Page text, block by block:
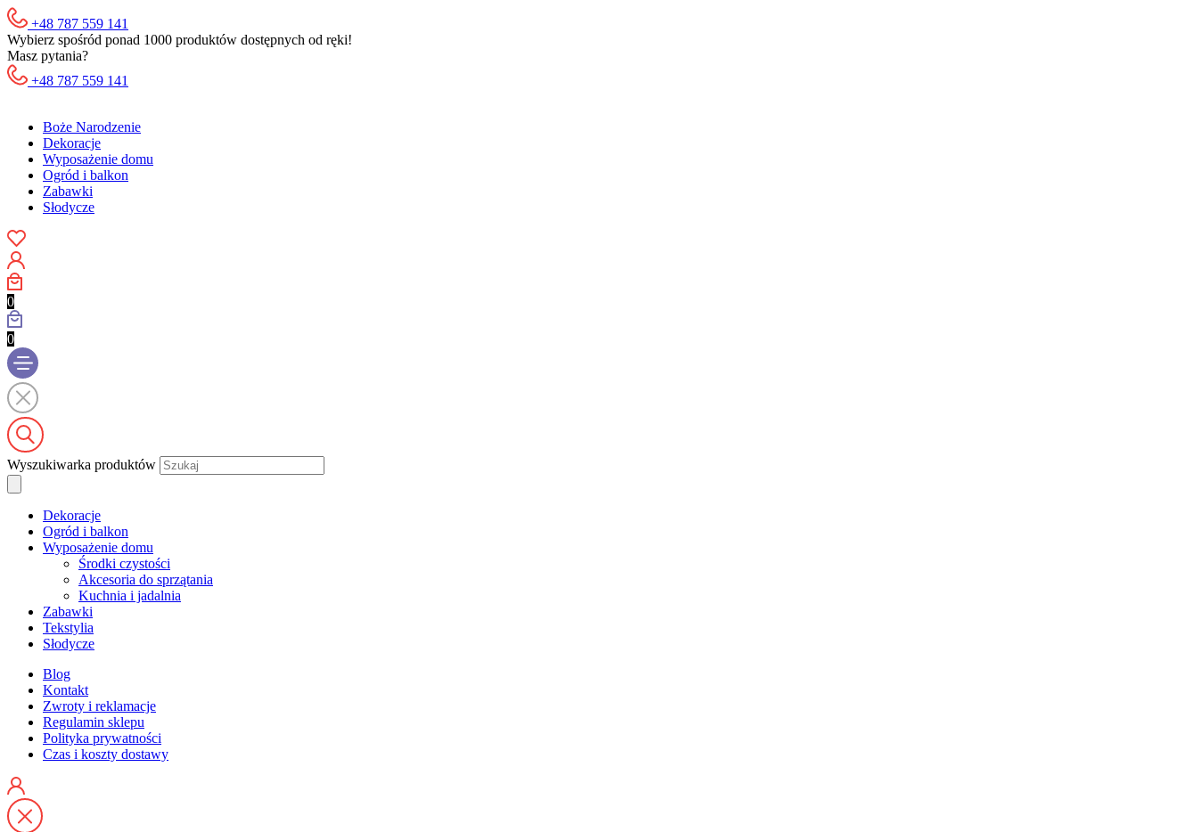
+48 787 559 141
Wybierz spośród ponad 1000 produktów dostępnych od ręki!
Masz pytania?
+48 787 559 141
Boże Narodzenie
Dekoracje
Wyposażenie domu
Ogród i balkon
Zabawki
Słodycze
0
0
Wyszukiwarka produktów
Dekoracje
Ogród i balkon
Wyposażenie domu
Środki czystości
Akcesoria do sprzątania
Kuchnia i jadalnia
Zabawki
Tekstylia
Słodycze
Blog
Kontakt
Zwroty i reklamacje
Regulamin sklepu
Polityka prywatności
Czas i koszty dostawy